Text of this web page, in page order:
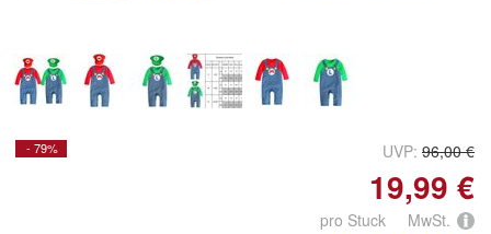
- 79% UVP: 96,00 €
19,99 €
pro Stuck MwSt.